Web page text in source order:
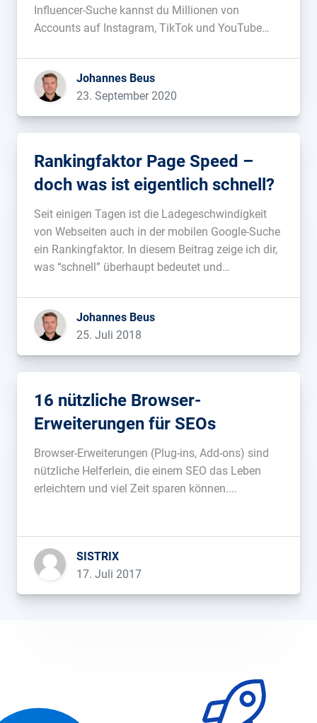
Influencer-Suche kannst du Millionen von
Accounts auf Instagram, TikTok und YouTube
Marke passen....
Johannes Beus
23. September 2020
Rankingfaktor Page Speed –
doch was ist eigentlich schnell?
Seit einigen Tagen ist die Ladegeschwindigkeit
von Webseiten auch in der mobilen Google-Suche
ein Rankingfaktor. In diesem Beitrag zeige ich dir,
was “schnell” überhaupt bedeutet und
Geschwindigkeit deiner eigenen Seite mit anderen
Webseiten zu vergleichen....
Johannes Beus
25. Juli 2018
16 nützliche Browser-
Erweiterungen für SEOs
Browser-Erweiterungen (Plug-ins, Add-ons) sind
nützliche Helferlein, die einem SEO das Leben
erleichtern und viel Zeit sparen können....
SISTRIX
17. Juli 2017